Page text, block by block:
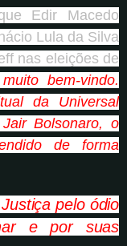
Edir Macedo
Lula da Silva
nas eleições de
bem-vindo.
da Universal
Bolsonaro, o
de forma
pelo ódio
e por suas